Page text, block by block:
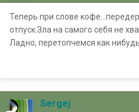
Теперь при слове
отпуск.Зла на самого себя не
Ладно, перетопчемся как
Sergej